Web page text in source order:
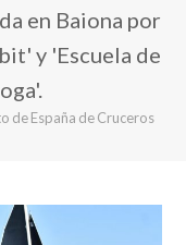
en Baiona por
y 'Escuela de
de España de Cruceros